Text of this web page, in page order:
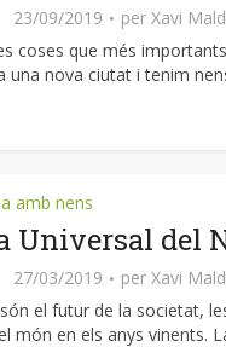
23/09/2019 per Xavi
coses que més
una nova ciutat i tenim
amb nens
Universal del
27/03/2019 per Xavi
el futur de la societat,
món en els anys vinents.